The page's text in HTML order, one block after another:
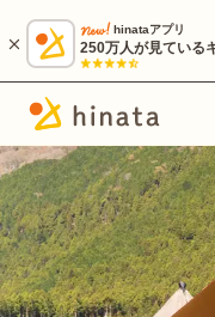
hinataアプリ
250万人が見ている